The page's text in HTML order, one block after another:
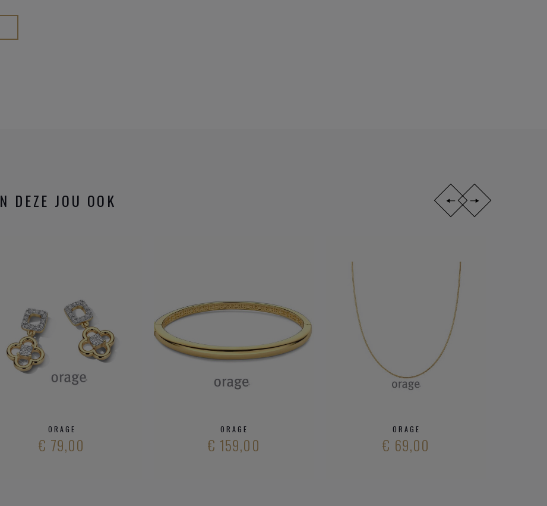
DEZE JOU OOK
ORAGE
€ 79,00
ORAGE
€ 159,00
ORAGE
€ 69,00